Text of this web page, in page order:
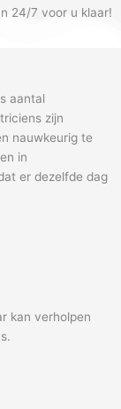
24/7 voor u klaar!
aantal
zijn
nauwkeurig te
in
er dezelfde dag
kan verholpen